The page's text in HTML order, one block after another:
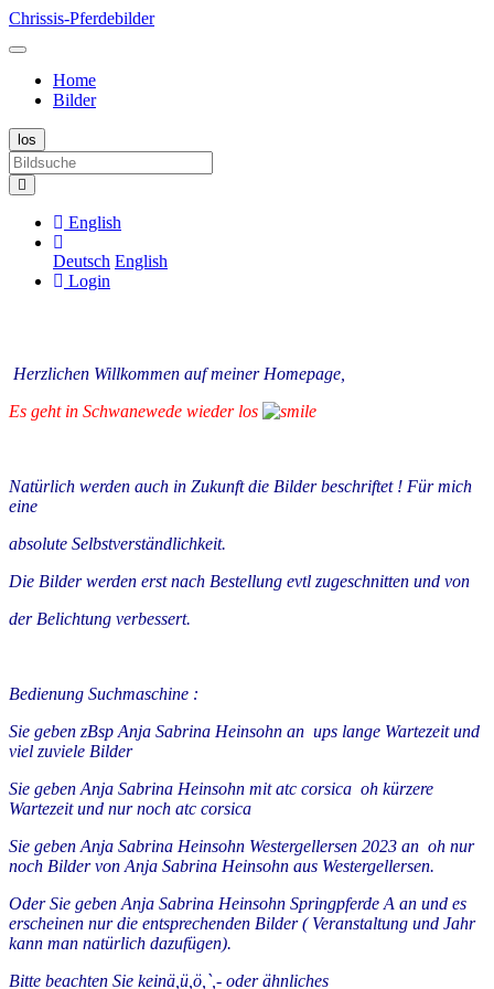
Chrissis-Pferdebilder
Home
Bilder
English
Deutsch English
Login
Herzlichen Willkommen auf meiner Homepage,
Es geht in Schwanewede wieder los
Natürlich werden auch in Zukunft die Bilder beschriftet ! Für mich
eine
absolute Selbstverständlichkeit.
Die Bilder werden erst nach Bestellung evtl zugeschnitten und von
der Belichtung verbessert.
Bedienung Suchmaschine :
Sie geben zBsp Anja Sabrina Heinsohn an ups lange Wartezeit und
viel zuviele Bilder
Sie geben Anja Sabrina Heinsohn mit atc corsica oh kürzere
Wartezeit und nur noch atc corsica
Sie geben Anja Sabrina Heinsohn Westergellersen 2023 an oh nur
noch Bilder von Anja Sabrina Heinsohn aus Westergellersen.
Oder Sie geben Anja Sabrina Heinsohn Springpferde A an und es
erscheinen nur die entsprechenden Bilder ( Veranstaltung und Jahr
kann man natürlich dazufügen).
Bitte beachten Sie keinä,ü,ö,`,- oder ähnliches